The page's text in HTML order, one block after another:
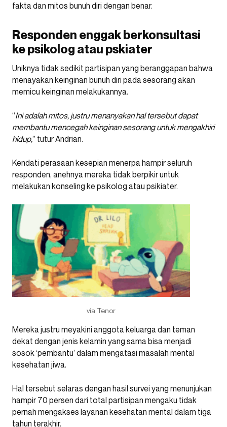
fakta dan mitos bunuh diri dengan benar.
Responden enggak berkonsultasi
ke psikolog atau pskiater
Uniknya tidak sedikit partisipan yang beranggapan bahwa
menayakan keinginan bunuh diri pada sesorang akan
memicu keinginan melakukannya.
“Ini adalah mitos, justru menanyakan hal tersebut dapat
membantu mencegah keinginan sesorang untuk mengakhiri
hidup,” tutur Andrian.
Kendati perasaan kesepian menerpa hampir seluruh
responden, anehnya mereka tidak berpikir untuk
melakukan konseling ke psikolog atau psikiater.
via Tenor
Mereka justru meyakini anggota keluarga dan teman
dekat dengan jenis kelamin yang sama bisa menjadi
sosok ‘pembantu’ dalam mengatasi masalah mental
kesehatan jiwa.
Hal tersebut selaras dengan hasil survei yang menunjukan
hampir 70 persen dari total partisipan mengaku tidak
pernah mengakses layanan kesehatan mental dalam tiga
tahun terakhir.